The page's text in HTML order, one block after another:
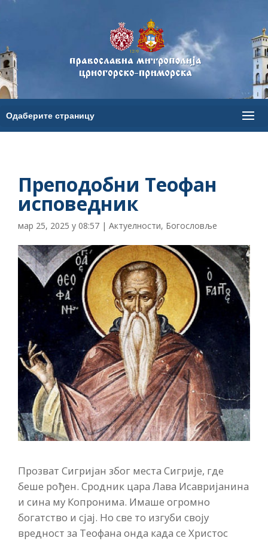
Преподобни Теофан
исповедник
мар 25, 2025 у 08:57 | Актуелности, Богословље
Прозват Сигријан због места Сигрије, где
беше рођен. Сродник цара Лава Исавријанина
и сина му Копронима. Имаше огромно
богатство и сјај. Но све то изгуби своју
вредност за Теофана онда када се Христос